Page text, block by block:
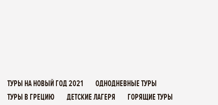
ТУРЫ НА НОВЫЙ ГОД 2021
ОДНОДНЕВНЫЕ ТУРЫ
ТУРЫ В ГРЕЦИЮ
ДЕТСКИЕ ЛАГЕРЯ
ГОРЯЩИЕ ТУРЫ